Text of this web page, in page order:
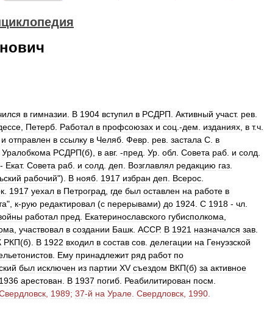
в гимназии В 1904 вступил в РСДРП Активный участ. рев
Петерб Работал в профсоюзах и соц .-дем изданиях в т.ч
и отправлен в ссылку в Челяб Февр рев застала С в
Уралобкома РСДРП(б), в авг. -пред Ур обл Совета раб и солд
Екат. Совета раб и солд деп Возглавлял редакцию газ
рабочий"). В нояб 1917 избран деп Всерос
1917 уехал в Петроград где был оставлен на работе в
", к-рую редактировал (с перерывами) до 1924 С 1918 - чл
работал пред Екатеринославского губисполкома
участвовал в создании Башк АССР. В 1921 назначался зав
РКП(б). В 1922 входил в состав сов делегации на Генуэзской
Ему принадлежит ряд работ по
был исключен из партии XV съездом ВКП(б) за активное
1936 арестован В 1937 погиб Реабилитирован посм
1989; 37-й на Урале Свердловск 1990